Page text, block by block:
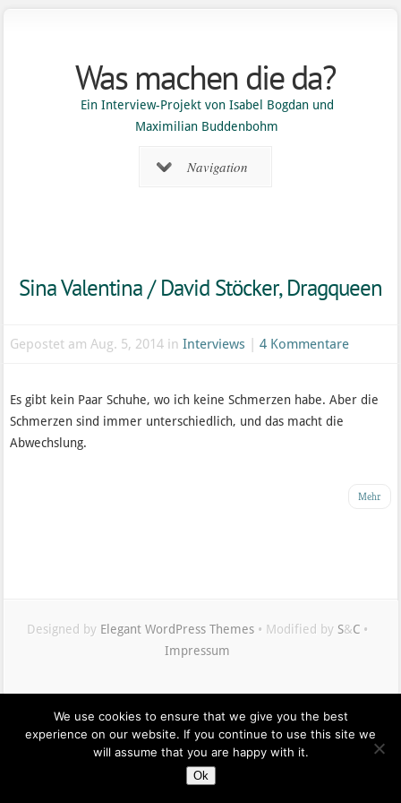
Was machen die da?
Ein Interview-Projekt von Isabel Bogdan und
Maximilian Buddenbohm
Navigation
Sina Valentina / David Stöcker, Dragqueen
Gepostet am Aug. 5, 2014 inInterviews |4 Kommentare
Es gibt kein Paar Schuhe, wo ich keine Schmerzen habe. Aber die
Schmerzen sind immer unterschiedlich, und das macht die
Abwechslung.
Mehr
Designed by Elegant WordPress Themes• Modified by S&C•
Impressum
We use cookies to ensure that we give you the best
experience on our website. If you continue to use this site we
will assume that you are happy with it.
Ok